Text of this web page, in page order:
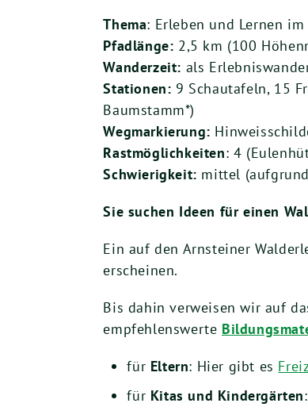
Thema: Erleben und Lernen im
Pfadlänge: 2,5 km (100
Wanderzeit: als
Stationen: 9 Schautafeln, 15
Baumstamm*)
Wegmarkierung:
Rastmöglichkeiten: 4
Schwierigkeit: mittel
Sie suchen Ideen für einen
Ein auf den Arnsteiner
erscheinen.
Bis dahin verweisen wir auf
empfehlenswerte
für Eltern: Hier gibt es
für Kitas und Kindergärten: